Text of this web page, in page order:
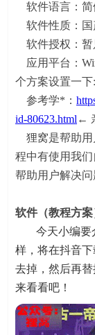
软件语言：简
软件性质：国
软件授权：暂
应用平台：
个方案设置一下:
参考学*：
id-80623.html ←
狸窝是帮助用
程中有使用我
帮助用户解决问
软件（教程方
今天小编要
样，将在抖音
去掉，然后再
来看看吧！